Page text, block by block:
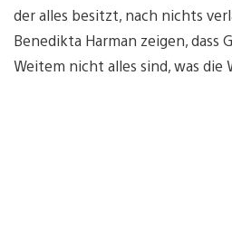
der alles besitzt, nach nichts
Benedikta Harman zeigen, dass
Weitem nicht alles sind, was die